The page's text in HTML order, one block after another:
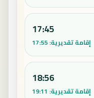
17:45
إقامة تقديرية:17:55
18:56
إقامة تقديرية: 19:11